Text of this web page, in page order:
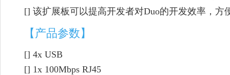
[] 该扩展板可以提高开发者对Duo的开发效率，
【产品参数】
[] 4x USB
[] 1x 100Mbps RJ45